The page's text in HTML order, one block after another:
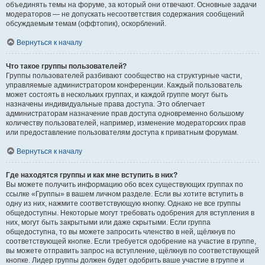
объединять темы на форуме, за который они отвечают. Основные задачи
модераторов — не допускать несоответствия содержания сообщений
обсуждаемым темам (оффтопик), оскорблений.
Вернуться к началу
Что такое группы пользователей?
Группы пользователей разбивают сообщество на структурные части,
управляемые администратором конференции. Каждый пользователь
может состоять в нескольких группах, и каждой группе могут быть
назначены индивидуальные права доступа. Это облегчает
администраторам назначение прав доступа одновременно большому
количеству пользователей, например, изменение модераторских прав
или предоставление пользователям доступа к приватным форумам.
Вернуться к началу
Где находятся группы и как мне вступить в них?
Вы можете получить информацию обо всех существующих группах по
ссылке «Группы» в вашем личном разделе. Если вы хотите вступить в
одну из них, нажмите соответствующую кнопку. Однако не все группы
общедоступны. Некоторые могут требовать одобрения для вступления в
них, могут быть закрытыми или даже скрытыми. Если группа
общедоступна, то вы можете запросить членство в ней, щёлкнув по
соответствующей кнопке. Если требуется одобрение на участие в группе,
вы можете отправить запрос на вступление, щёлкнув по соответствующей
кнопке. Лидер группы должен будет одобрить ваше участие в группе и